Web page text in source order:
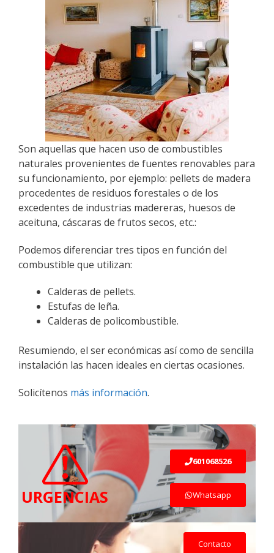
Son aquellas que hacen uso de combustibles
naturales provenientes de fuentes renovables para
su funcionamiento, por ejemplo: pellets de madera
procedentes de residuos forestales o de los
excedentes de industrias madereras, huesos de
aceituna, cáscaras de frutos secos, etc.:
Podemos diferenciar tres tipos en función del
combustible que utilizan:
Calderas de pellets.
Estufas de leña.
Calderas de policombustible.
Resumiendo, el ser económicas así como de sencilla
instalación las hacen ideales en ciertas ocasiones.
Solicítenos más información.
URGENCIAS
601068526
Whatsapp
Contacto